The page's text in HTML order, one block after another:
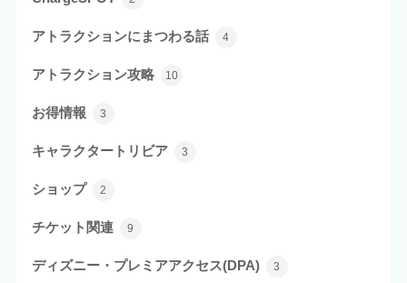
アトラクションにまつわる話 4
アトラクション攻略 10
お得情報 3
キャラクタートリビア 3
ショップ 2
チケット関連 9
ディズニー・プレミアアクセス(DPA) 3